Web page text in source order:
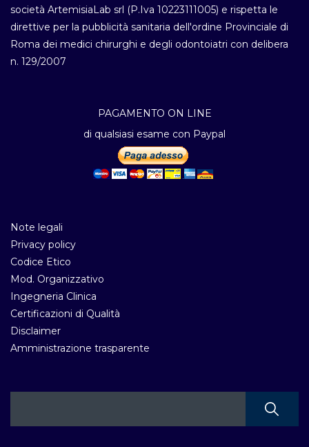
società ArtemisiaLab srl (P.Iva 10223111005) e rispetta le
direttive per la pubblicità sanitaria dell'ordine Provinciale di
Roma dei medici chirurghi e degli odontoiatri con delibera
n. 129/2007
PAGAMENTO ON LINE
di qualsiasi esame con Paypal
Note legali
Privacy policy
Codice Etico
Mod. Organizzativo
Ingegneria Clinica
Certificazioni di Qualità
Disclaimer
Amministrazione trasparente